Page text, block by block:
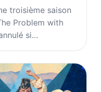
troisième saison
Problem with
si…